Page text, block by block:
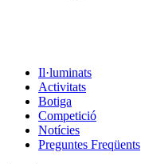
Il·luminats
Activitats
Botiga
Competició
Notícies
Preguntes Freqüents